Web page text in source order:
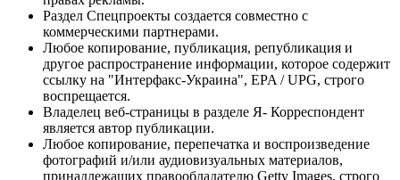
Раздел Спецпроекты создается совместно с
коммерческими партнерами.
Любое копирование, публикация, републикация и
другое распространение информации, которое содержит
ссылку на "Интерфакс-Украина", EPA / UPG, строго
воспрещается.
Владелец веб-страницы в разделе Я- Корреспондент
является автор публикации.
Любое копирование, перепечатка и воспроизведение
фотографий и/или аудиовизуальных материалов,
принадлежащих правообладателю Getty Images, строго